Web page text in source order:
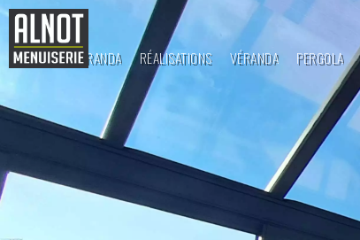
ALNOT VÉRANDA
RÉALISATIONS VÉRANDA PERGOLA